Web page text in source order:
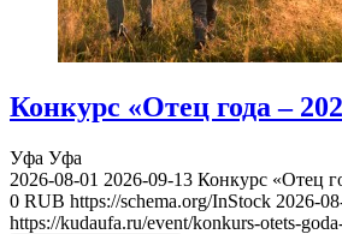
Конкурс «Отец года –
Уфа Уфа
2026-08-01 2026-09-13 Конкурс «Отец
0 RUB https://schema.org/InStock 2026-
https://kudaufa.ru/event/konkurs-otets-